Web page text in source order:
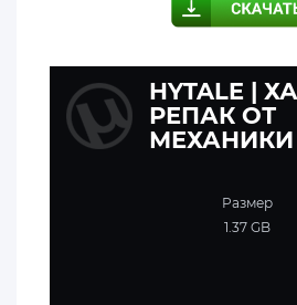
HYTALE |
РЕПАК ОТ
МЕХАНИКИ
Размер
1.37 GB